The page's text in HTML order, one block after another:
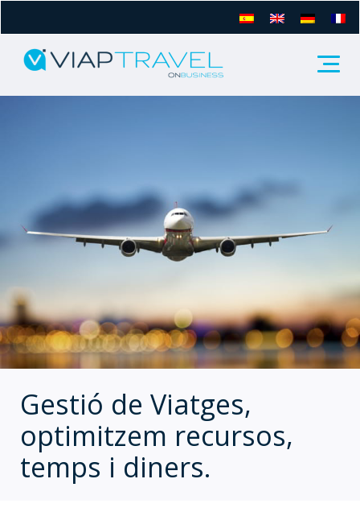
Gestió de Viatges,
optimitzem recursos,
temps i diners.